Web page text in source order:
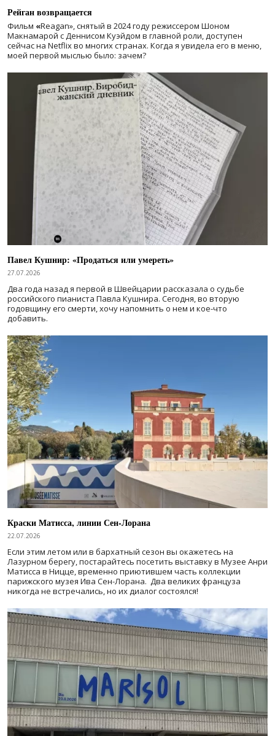
Рейган возвращается
Фильм «Reagan», снятый в 2024 годурежиссером Шоном
Макнамарой с Деннисом Куэйдом в главной роли, доступен
сейчас на Netflix во многих странах. Когда я увидела его в меню,
моей первой мыслью было: зачем?
Павел Кушнир: «Продаться или умереть»
27.07.2026
Два года назад я первой в Швейцарии рассказала о судьбе
российского пианиста Павла Кушнира. Сегодня, во вторую
годовщину его смерти, хочу напомнить о нем и кое-что
добавить.
Краски Матисса, линии Сен-Лорана
22.07.2026
Если этим летом или в бархатный сезон вы окажетесь на
Лазурном берегу, постарайтесь посетить выставку в Музее Анри
Матисса в Ницце, временно приютившем часть коллекции
парижского музея Ива Сен-Лорана. Два великих француза
никогда не встречались, но их диалог состоялся!